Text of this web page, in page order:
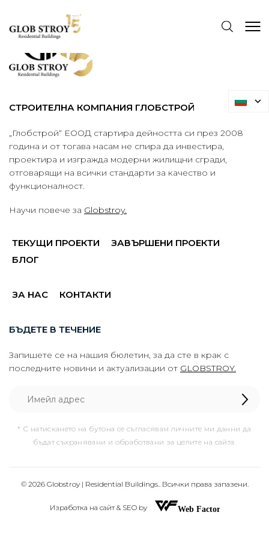
СТРОИТЕЛНА КОМПАНИЯ ГЛОБСТРОЙ
„Глобстрой“ ЕООД стартира дейността си през 2008
година и от тогава насам не спира да инвестира,
проектира и изгражда модерни жилищни сгради,
отговарящи на всички стандарти за качество и
функционалност.
Научи повече за Globstroy.
ТЕКУЩИ ПРОЕКТИ
ЗАВЪРШЕНИ ПРОЕКТИ
БЛОГ
ЗА НАС КОНТАКТИ
БЪДЕТЕ В ТЕЧЕНИЕ
Запишете се на нашия бюлетин, за да сте в крак с
последните новини и актуализации от GLOBSTROY.
* С натискането на бутона се съгласявам личните ми данни да
бъдат съхранявани и обработвани за целите на сайта.
© 2026 Globstroy | Residential Buildings.. Всички права запазени.
Изработка на сайт & SEO by